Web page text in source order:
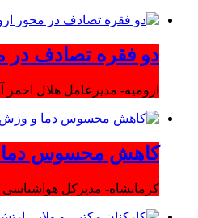
دو فقره تصادف در محور
ارومیه- مدیرعامل هلال احمر
کاهش محسوس دما و
کرمانشاه- مدیرکل